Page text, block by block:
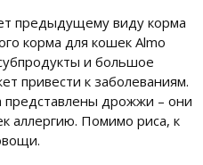
предыдущему виду корма
корма для кошек Almo
и большое
привести к заболеваниям.
представлены дрожжи – они
аллергию. Помимо риса, к